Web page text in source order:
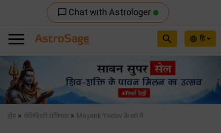
chat_bubble_outline Chat with Astrologer
language हि
search
Previous
होम » सेलिब्रिटी राशिफल » Mayank Yadav के बारे में